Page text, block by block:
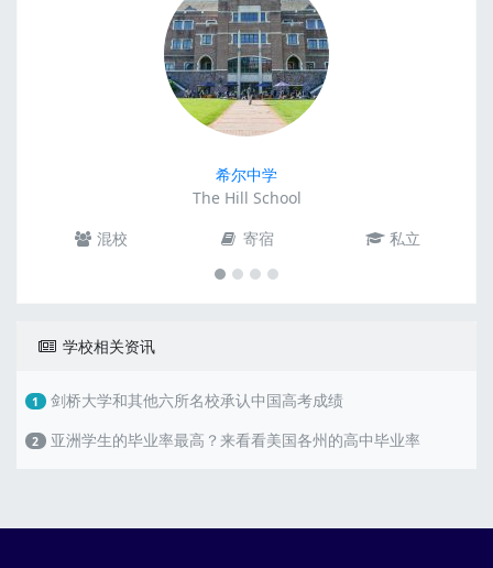
希尔中学
The Hill School
混校
寄宿 私立
学校相关资讯
1 剑桥大学和其他六所名校承认中国高考成绩
2 亚洲学生的毕业率最高？来看看美国各州的高中毕业率